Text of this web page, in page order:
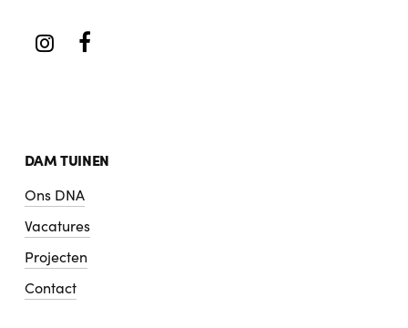
DAM TUINEN
Ons DNA
Vacatures
Projecten
Contact